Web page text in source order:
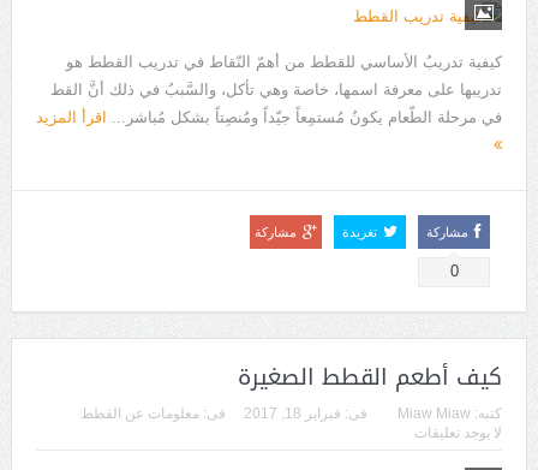
كيفية تدريبُ الأساسي للقطط من أهمّ النّقاط في تدريب القطط هو
تدريبها على معرفة اسمها، خاصة وهي تأكل، والسَّببُ في ذلك أنَّ القط
في مرحلة الطّعام يكونُ مُستمِعاً جيّداً ومُنصِتاً بشكل مُباشر...
اقرأ المزيد
مشاركة
0
تغريدة مشاركة
كيف أطعم القطط الصغيرة
كتبه: Miaw Miaw فى: فبراير 18, 2017 فى: معلومات عن القطط
لا يوجد تعليقات